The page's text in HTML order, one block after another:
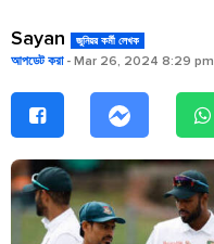
Sayan জুনিয়র কর্মী লেখক
আপডেট করা - Mar 26, 2024 8:29 pm